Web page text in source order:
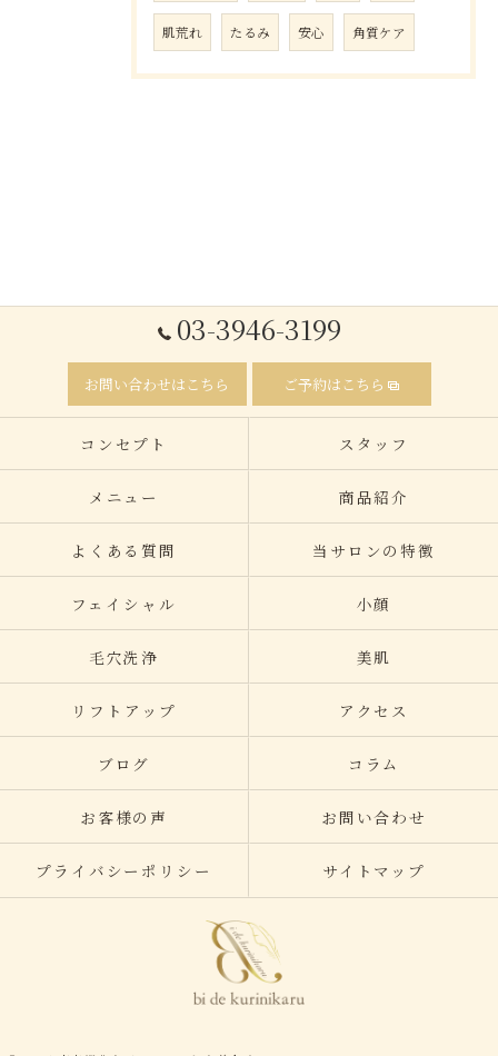
肌荒れ たるみ 安心 角質ケア
03-3946-3199
お問い合わせはこちら ご予約はこちら
コンセプト スタッフ
メニュー 商品紹介
よくある質問 当サロンの特徴
フェイシャル 小顔
毛穴洗浄 美肌
リフトアップ アクセス
ブログ コラム
お客様の声 お問い合わせ
プライバシーポリシー サイトマップ